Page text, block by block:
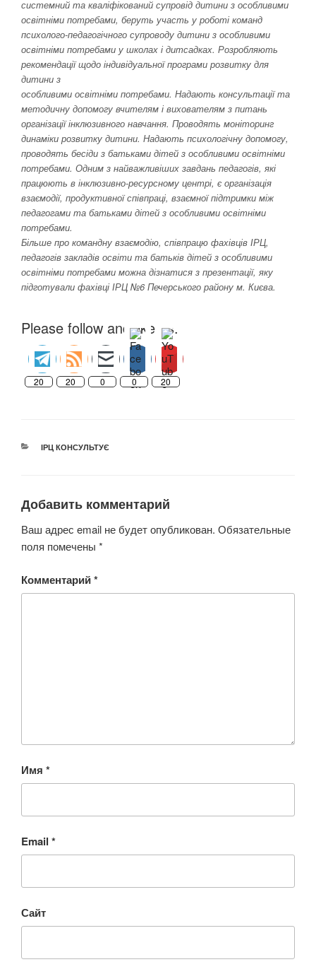
системний та кваліфікований супровід дитини з особливими
освітніми потребами, беруть участь у роботі команд
психолого-педагогічного супроводу дитини з особливими
освітніми потребами у школах і дитсадках. Розробляють
рекомендації щодо індивідуальної програми розвитку для
дитини з
особливими освітніми потребами. Надають консультації та
методичну допомогу вчителям і вихователям з питань
організації інклюзивного навчання. Проводять моніторинг
динаміки розвитку дитини. Надають психологічну допомогу,
проводять бесіди з батьками дітей з особливими освітніми
потребами. Одним з найважливіших завдань педагогів, які
працюють в інклюзивно-ресурсному центрі, є організація
взаємодії, продуктивної співпраці, взаємної підтримки між
педагогами та батьками дітей з особливими освітніми
потребами.
Більше про командну взаємодію, співпрацю фахівців ІРЦ,
педагогів закладів освіти та батьків дітей з особливими
освітніми потребами можна дізнатися з презентації, яку
підготували фахівці ІРЦ №6 Печерського району м. Києва.
Please follow and like us:
20 20 0 0 20
РУБРИКИ
ІРЦ КОНСУЛЬТУЄ
Добавить комментарий
Ваш адрес email не будет опубликован. Обязательные
поля помечены *
Комментарий*
Имя *
Email *
Сайт